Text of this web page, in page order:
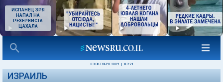
ИСПАНЕЦ ЗРЯ
НАПАЛ НА
РЕЗЕРВИСТА
ЦАХАЛА
03 ОКТЯБРЯ 2009 03:21
ИЗРАИЛЬ